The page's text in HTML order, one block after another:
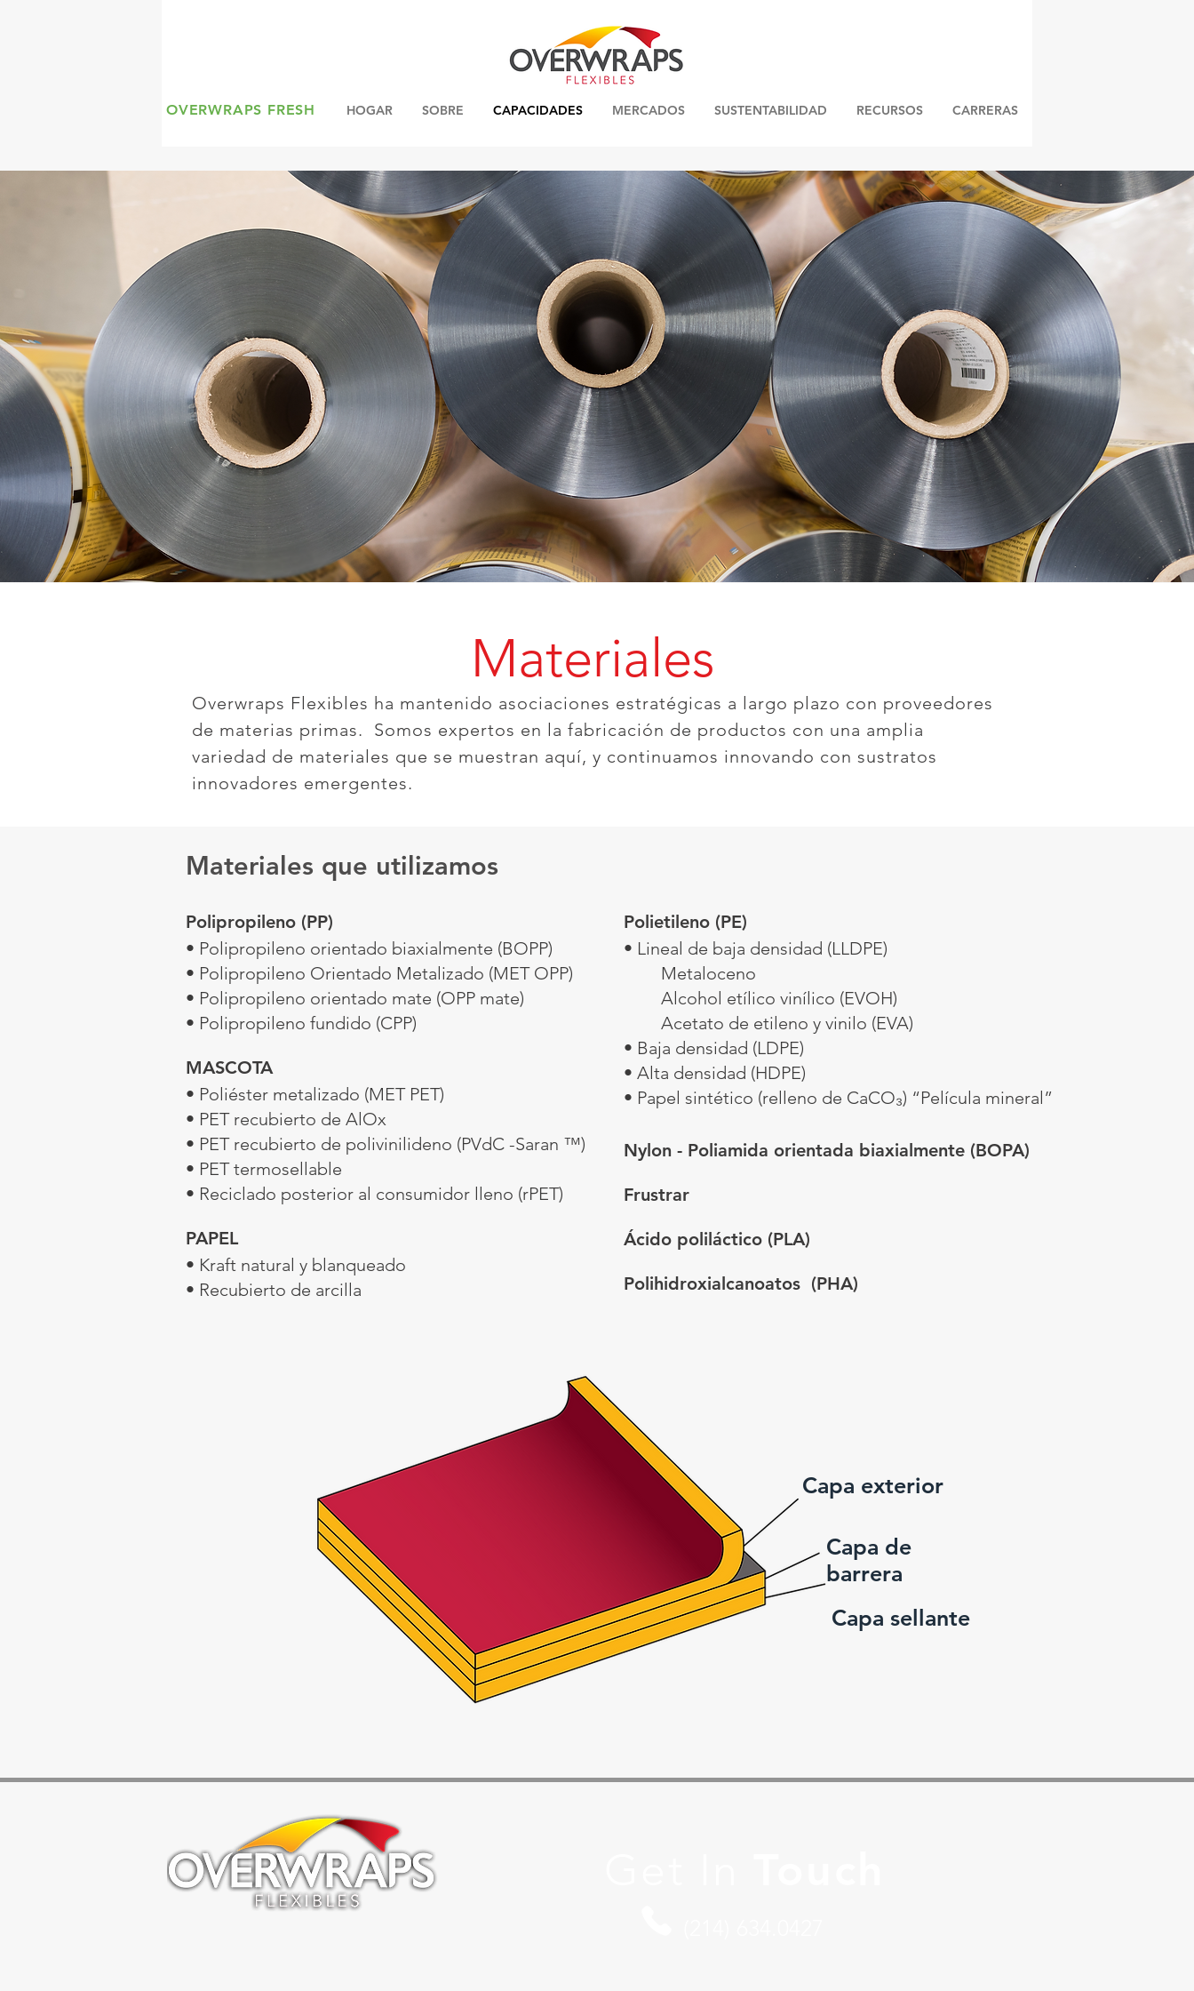
OVERWRAPS FRESH HOGAR SOBRE CAPACIDADES MERCADOS SUSTENTABILIDAD RECURSOS CARRERAS
Materiales
Overwraps Flexibles ha mantenido asociaciones estratégicas a largo plazo con proveedores
de materias primas. Somos expertos en la fabricación de productos con una amplia
variedad de materiales que se muestran aquí, y continuamos innovando con sustratos
innovadores emergentes.
Materiales que utilizamos
Polietileno (PE)
• Lineal de baja densidad (LLDPE)
Metaloceno
Alcohol etílico vinílico (EVOH)
Acetato de etileno y vinilo (EVA)
• Baja densidad (LDPE)
• Alta densidad (HDPE)
• Papel sintético (relleno de CaCO₃) “Película mineral”
Nylon - Poliamida orientada biaxialmente (BOPA)
Frustrar
Ácido poliláctico (PLA)
Polihidroxialcanoatos (PHA)
Capa exterior
Capa de
barrera
Capa sellante
Polipropileno (PP)
• Polipropileno orientado biaxialmente (BOPP)
• Polipropileno Orientado Metalizado (MET OPP)
• Polipropileno orientado mate (OPP mate)
• Polipropileno fundido (CPP)
MASCOTA
• Poliéster metalizado (MET PET)
• PET recubierto de AlOx
• PET recubierto de polivinilideno (PVdC -Saran ™)
• PET termosellable
• Reciclado posterior al consumidor lleno (rPET)
PAPEL
• Kraft natural y blanqueado
• Recubierto de arcilla